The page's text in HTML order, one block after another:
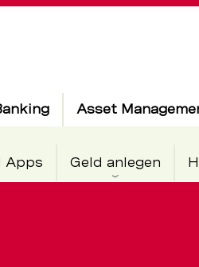
Apps Geld anlegen
Asset